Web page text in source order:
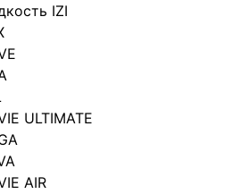
IZI
ULTIMATE
AIR